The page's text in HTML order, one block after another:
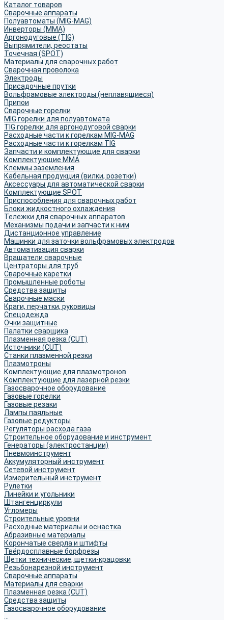
Каталог товаров
Сварочные аппараты
Полуавтоматы (MIG-MAG)
Инверторы (MMA)
Аргонодуговые (TIG)
Выпрямители, реостаты
Точечная (SPOT)
Материалы для сварочных работ
Сварочная проволока
Электроды
Присадочные прутки
Вольфрамовые электроды (неплавящиеся)
Припои
Сварочные горелки
MIG горелки для полуавтомата
TIG горелки для аргонодуговой сварки
Расходные части к горелкам MIG-MAG
Расходные части к горелкам TIG
Запчасти и комплектующие для сварки
Комплектующие ММА
Клеммы заземления
Кабельная продукция (вилки, розетки)
Аксессуары для автоматической сварки
Комплектующие SPOT
Приспособления для сварочных работ
Блоки жидкостного охлаждения
Тележки для сварочных аппаратов
Механизмы подачи и запчасти к ним
Дистанционное управление
Машинки для заточки вольфрамовых электродов
Автоматизация сварки
Вращатели сварочные
Центраторы для труб
Сварочные каретки
Промышленные роботы
Средства защиты
Сварочные маски
Краги, перчатки, руковицы
Спецодежда
Очки защитные
Палатки сварщика
Плазменная резка (CUT)
Источники (CUT)
Станки плазменной резки
Плазмотроны
Комплектующие для плазмотронов
Комплектующие для лазерной резки
Газосварочное оборудование
Газовые горелки
Газовые резаки
Лампы паяльные
Газовые редукторы
Регуляторы расхода газа
Строительное оборудование и инструмент
Генераторы (электростанции)
Пневмоинструмент
Аккумуляторный инструмент
Сетевой инструмент
Измерительный инструмент
Рулетки
Линейки и угольники
Штангенциркули
Угломеры
Строительные уровни
Расходные материалы и оснастка
Абразивные материалы
Корончатые сверла и штифты
Твёрдосплавные борфрезы
Щетки технические, щетки-крацовки
Резьбонарезной инструмент
Сварочные аппараты
Материалы для сварки
Плазменная резка (CUT)
Средства защиты
Газосварочное оборудование